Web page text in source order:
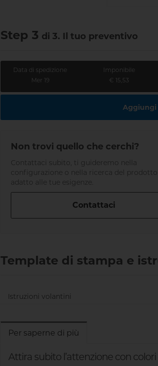
Step 3 di 3. Il tuo preventivo
Data di spedizione
Mer 19
Imponibile
€ 15,53
Aggiungi
Non trovi quello che cerchi?
Contattaci subito, ti guideremo nella
configurazione o nella ricerca del prodotto
adatto alle tue esigenze.
Contattaci
Template di stampa e
Istruzioni volantini
Per saperne di più
Attira subito l’attenzione con